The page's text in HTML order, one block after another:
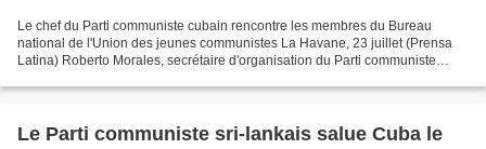
Le chef du Parti communiste cubain rencontre les membres du Bureau
national de l'Union des jeunes communistes La Havane, 23 juillet (Prensa
Latina) Roberto Morales, secrétaire d'organisation du Parti communiste
Le Parti communiste sri-lankais salue Cuba le